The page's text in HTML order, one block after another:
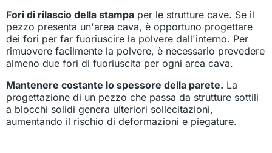
Fori di rilascio della stampa per le strutture cave. Se il
pezzo presenta un'area cava, è opportuno progettare
dei fori per far fuoriuscire la polvere dall'interno. Per
rimuovere facilmente la polvere, è necessario prevedere
almeno due fori di fuoriuscita per ogni area cava.
Mantenere costante lo spessore della parete. La
progettazione di un pezzo che passa da strutture sottili
a blocchi solidi genera ulteriori sollecitazioni,
aumentando il rischio di deformazioni e piegature.